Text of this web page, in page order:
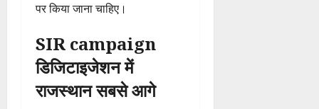
पर किया जाना चाहिए।
SIR campaign
डिजिटाइजेशन में
राजस्थान सबसे आगे